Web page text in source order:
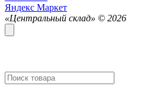
Яндекс Маркет
«Центральный склад» © 2026